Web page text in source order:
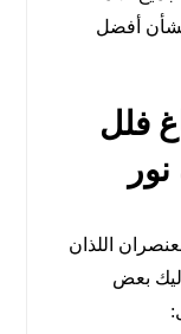
أفضل
فلل
اللذان
بعض